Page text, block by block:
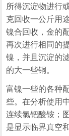
所得沉淀物进行
克回收一公斤用
镍合回收，金的
再次进行相同的
镍，并且沉淀的
的大一些铜。
富镍一些的各种
些。在分析使用
连续氯钯酸铵；
是显示临界真空